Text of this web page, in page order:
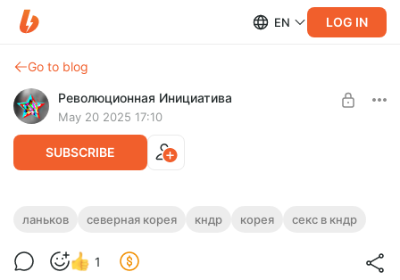
EN LOG IN
Go to blog
Революционная Инициатива
May 20 2025 17:10
SUBSCRIBE
Ланьков, любовь и секс в КНДР. Разбор
Андрей Ланьков, известный кореевед, профессор
ланьков северная корея кндр корея секс в кндр
1